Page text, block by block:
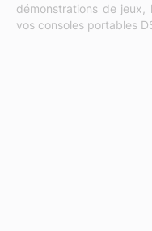
démonstrations de
vos consoles portables